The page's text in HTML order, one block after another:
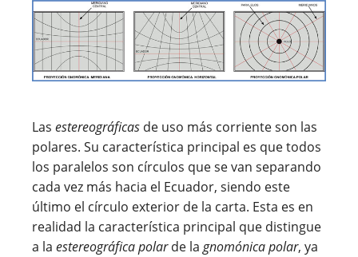
Las estereográficas de uso más corriente son las
polares. Su característica principal es que todos
los paralelos son círculos que se van separando
cada vez más hacia el Ecuador, siendo este
último el círculo exterior de la carta. Esta es en
realidad la característica principal que distingue
a la estereográfica polarde la gnomónica polar, ya